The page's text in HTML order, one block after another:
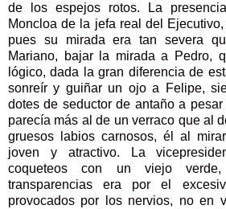
de los espejos rotos. La
Moncloa de la jefa real del
pues su mirada era tan severa
Mariano, bajar la mirada a Pedro,
lógico, dada la gran diferencia de
sonreír y guiñar un ojo a Felipe,
dotes de seductor de antaño a
parecía más al de un verraco que al
gruesos labios carnosos, él al
joven y atractivo. La
coqueteos con un viejo
transparencias era por el
provocados por los nervios, no en